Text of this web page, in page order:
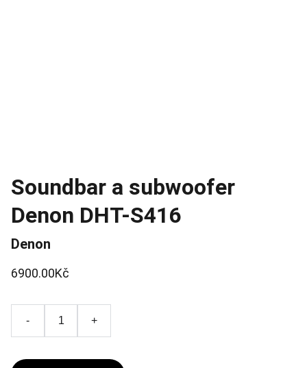
Soundbar a subwoofer
Denon DHT-S416
Denon
6900.00Kč
- +